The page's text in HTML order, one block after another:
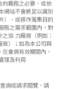
約義務之必要、或依
網站不會將足以識別
）、或移作蒐集目的
務之需求範圍內，對
協 力廠商（例如：
商）；如為本公司與
會員有效期間內，
理及利用
詢或請求閱覽、請